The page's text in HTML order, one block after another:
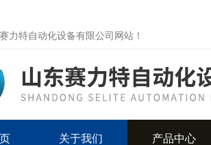
力特自动化设备有限公司网站！
关于我们 产品中心